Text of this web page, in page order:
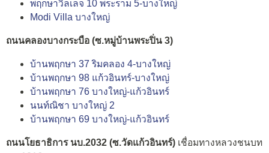
พฤกษาวิลเลจ 10 พระราม 5-บางใหญ่
Modi Villa บางใหญ่
ถนนคลองบางกระบือ (ซ.หมู่บ้านพระปิ่น 3)
บ้านพฤกษา 37 ริมคลอง 4-บางใหญ่
บ้านพฤกษา 98 แก้วอินทร์-บางใหญ่
บ้านพฤกษา 76 บางใหญ่-แก้วอินทร์
นนท์ณิชา บางใหญ่ 2
บ้านพฤกษา 69 บางใหญ่-แก้วอินทร์
ถนนโยธาธิการ นบ.2032 (ซ.วัดแก้วอินทร์) เชื่อมทางหลวงชนบท